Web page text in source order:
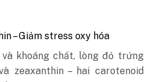
– Giảm stress oxy hóa
khoáng chất, lòng đỏ trứng
zeaxanthin – hai carotenoid